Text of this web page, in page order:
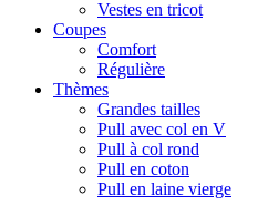
Vestes en tricot
Coupes
Comfort
Régulière
Thèmes
Grandes tailles
Pull avec col en V
Pull à col rond
Pull en coton
Pull en laine vierge